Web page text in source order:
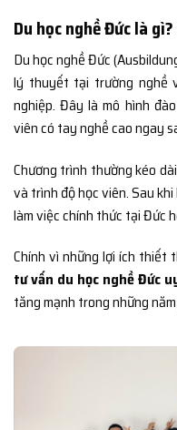
Du học nghề Đức là
Du học nghề Đức
lý thuyết tại trường nghề
nghiệp. Đây là mô hình
viên có tay nghề cao ngay
Chương trình thường kéo
và trình độ học viên. Sau
làm việc chính thức tại Đức
Chính vì những lợi ích thiết
tư vấn du học nghề Đức
tăng mạnh trong những